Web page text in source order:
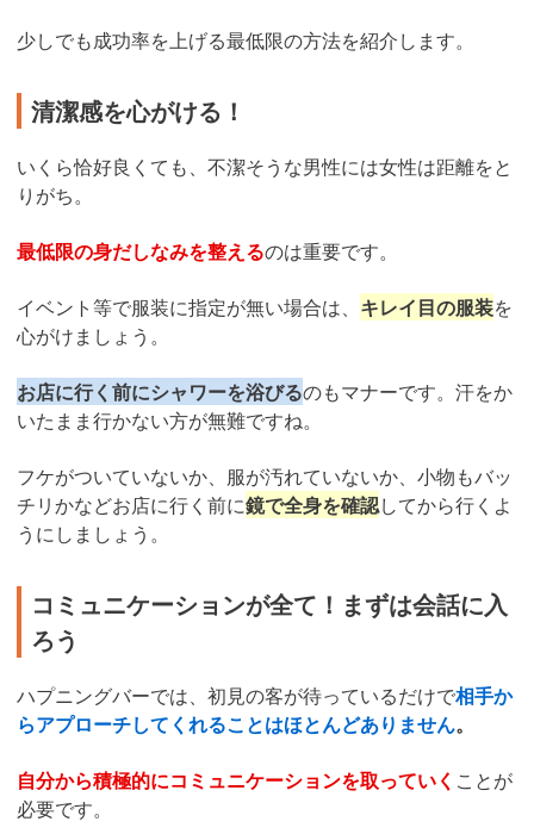
少しでも成功率を上げる最低限の方法を紹介します。
清潔感を心がける！
いくら恰好良くても、不潔そうな男性には女性は距離をと
りがち。
最低限の身だしなみを整えるのは重要です。
イベント等で服装に指定が無い場合は、 キレイ目の服装を
心がけましょう。
お店に行く前にシャワーを浴びるのもマナーです。汗をか
いたまま行かない方が無難ですね。
フケがついていないか、服が汚れていないか、小物もバッ
チリかなどお店に行く前に鏡で全身を確認してから行くよ
うにしましょう。
コミュニケーションが全て！まずは会話に入
ろう
ハプニングバーでは、初見の客が待っているだけで相手か
らアプローチしてくれることはほとんどありません。
自分から積極的にコミュニケーションを取っていく ことが
必要です。